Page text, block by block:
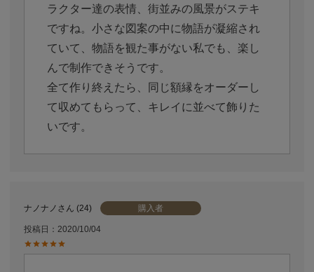
ラクター達の表情、街並みの風景がステキ
ですね。小さな図案の中に物語が凝縮され
ていて、物語を観た事がない私でも、楽し
んで制作できそうです。
全て作り終えたら、同じ額縁をオーダーし
て収めてもらって、キレイに並べて飾りた
いです。
ナノナノ 24 購入者
投稿日 2020/10/04